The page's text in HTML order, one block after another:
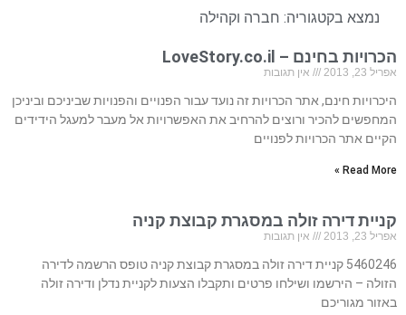
נמצא בקטגוריה: חברה וקהילה
הכרויות בחינם – LoveStory.co.il
אפריל 23, 2013 אין תגובות
היכרויות חינם, אתר הכרויות זה נועד עבור הפנויים והפנויות שביניכם וביניכן
המחפשים להכיר ורוצים להרחיב את האפשרויות אל מעבר למעגל הידידים
הקיים אתר הכרויות לפנויים
Read More »
קניית דירה זולה במסגרת קבוצת קניה
אפריל 23, 2013 אין תגובות
5460246 קניית דירה זולה במסגרת קבוצת קניה טופס הרשמה לדירה
הזולה – הירשמו ושילחו פרטים ותקבלו הצעות לקניית נדלן ודירה זולה
באזור מגוריכם